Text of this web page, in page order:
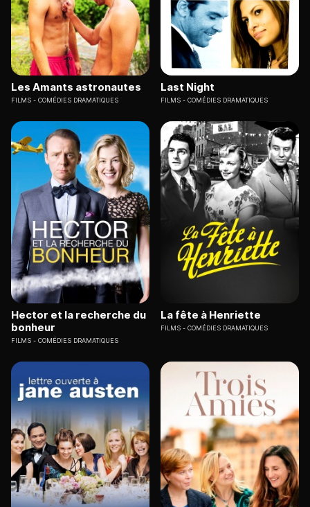
Les Amants astronautes
FILMS COMÉDIES DRAMATIQUES
Last Night
FILMS COMÉDIES DRAMATIQUES
Hector et la recherche du
bonheur
FILMS COMÉDIES DRAMATIQUES
La fête à Henriette
FILMS COMÉDIES DRAMATIQUES